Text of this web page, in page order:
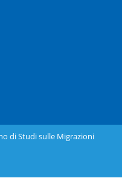
di Studi sulle Migrazioni